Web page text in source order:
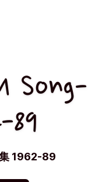
Song-
89
1962-89